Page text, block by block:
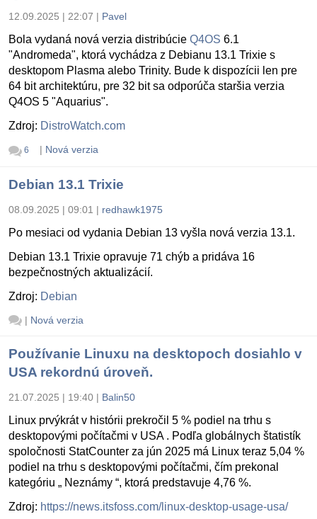
12.09.2025 | 22:07 | Pavel
Bola vydaná nová verzia distribúcie Q4OS 6.1
"Andromeda", ktorá vychádza z Debianu 13.1 Trixie s
desktopom Plasma alebo Trinity. Bude k dispozícii len pre
64 bit architektúru, pre 32 bit sa odporúča staršia verzia
Q4OS 5 "Aquarius".
Zdroj: DistroWatch.com
6 | Nová verzia
Debian 13.1 Trixie
08.09.2025 | 09:01 | redhawk1975
Po mesiaci od vydania Debian 13 vyšla nová verzia 13.1.
Debian 13.1 Trixie opravuje 71 chýb a pridáva 16
bezpečnostných aktualizácií.
Zdroj: Debian
| Nová verzia
Používanie Linuxu na desktopoch dosiahlo v
USA rekordnú úroveň.
21.07.2025 | 19:40 | Balin50
Linux prvýkrát v histórii prekročil 5 % podiel na trhu s
desktopovými počítačmi v USA . Podľa globálnych štatistík
spoločnosti StatCounter za jún 2025 má Linux teraz 5,04 %
podiel na trhu s desktopovými počítačmi, čím prekonal
kategóriu „ Neznámy “, ktorá predstavuje 4,76 %.
Zdroj: https://news.itsfoss.com/linux-desktop-usage-usa/